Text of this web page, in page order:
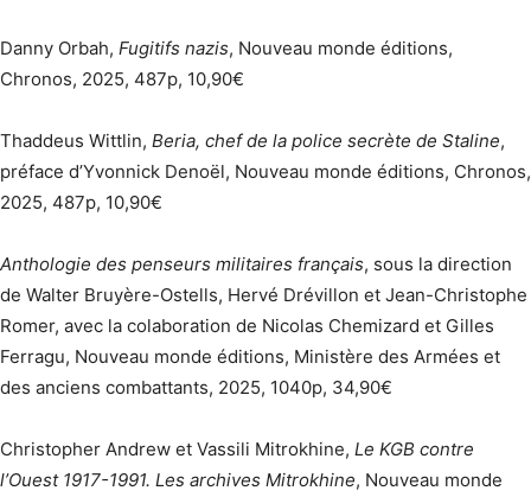
Danny Orbah, Fugitifs nazis, Nouveau monde éditions,
Chronos, 2025, 487p, 10,90€
Thaddeus Wittlin, Beria, chef de la police secrète de Staline,
préface d’Yvonnick Denoël, Nouveau monde éditions, Chronos,
2025, 487p, 10,90€
Anthologie des penseurs militaires français, sous la direction
de Walter Bruyère-Ostells, Hervé Drévillon et Jean-Christophe
Romer, avec la colaboration de Nicolas Chemizard et Gilles
Ferragu, Nouveau monde éditions, Ministère des Armées et
des anciens combattants, 2025, 1040p, 34,90€
Christopher Andrew et Vassili Mitrokhine, Le KGB contre
l’Ouest 1917-1991. Les archives Mitrokhine, Nouveau monde